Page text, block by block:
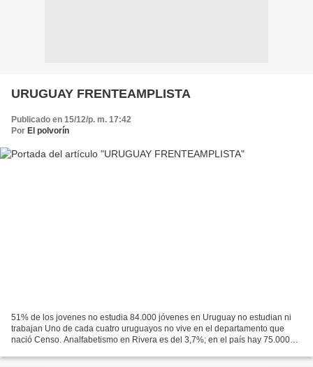
URUGUAY FRENTEAMPLISTA
Publicado en 15/12/p. m. 17:42
Por El polvorín
51% de los jovenes no estudia 84.000 jóvenes en Uruguay no estudian ni
trabajan Uno de cada cuatro uruguayos no vive en el departamento que
nació Censo. Analfabetismo en Rivera es del 3,7%; en el país hay 75.000